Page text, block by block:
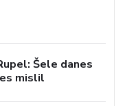
Šele danes
mislil